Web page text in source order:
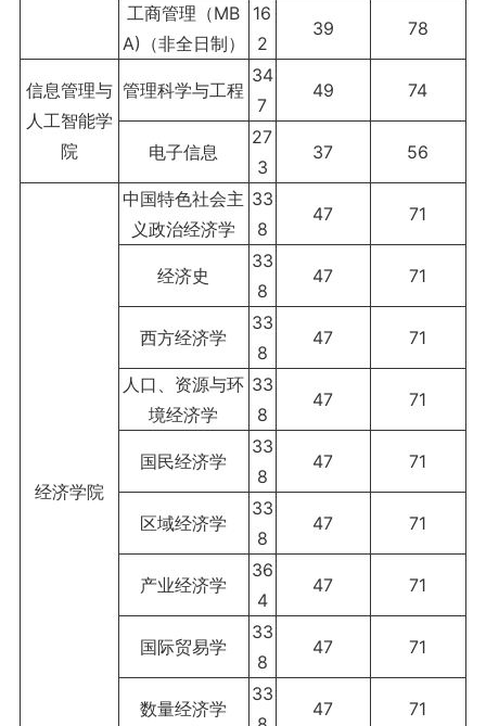
工商管理（MB
A)（非全日制）
16
2
39 78
信息管理与
人工智能学
院
管理科学与工程
34
7
49 74
电子信息
27
3
37 56
经济学院
中国特色社会主
义政治经济学
33
8
47 71
经济史
33
8
47 71
西方经济学
33
8
47 71
人口、资源与环
境经济学
33
8
47 71
国民经济学
33
8
47 71
区域经济学
33
8
47 71
产业经济学
36
4
47 71
国际贸易学
33
8
47 71
数量经济学
33
47 71